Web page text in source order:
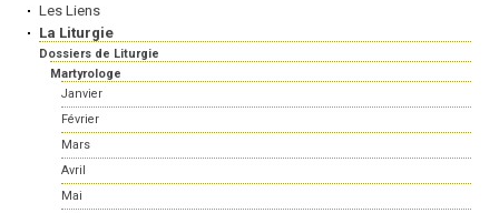
Les Liens
La Liturgie
Dossiers de Liturgie
Martyrologe
Janvier
Février
Mars
Avril
Mai